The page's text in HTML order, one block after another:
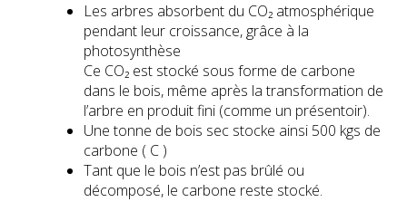
Les arbres absorbent du CO₂ atmosphérique
pendant leur croissance, grâce à la
photosynthèse
Ce CO₂ est stocké sous forme de carbone
dans le bois, même après la transformation de
l’arbre en produit fini (comme un présentoir).
Une tonne de bois sec stocke ainsi 500 kgs de
carbone ( C )
Tant que le bois n’est pas brûlé ou
décomposé, le carbone reste stocké.